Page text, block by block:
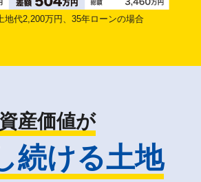
代2,200万円、35年ローンの場合
資産価値が
続ける土地